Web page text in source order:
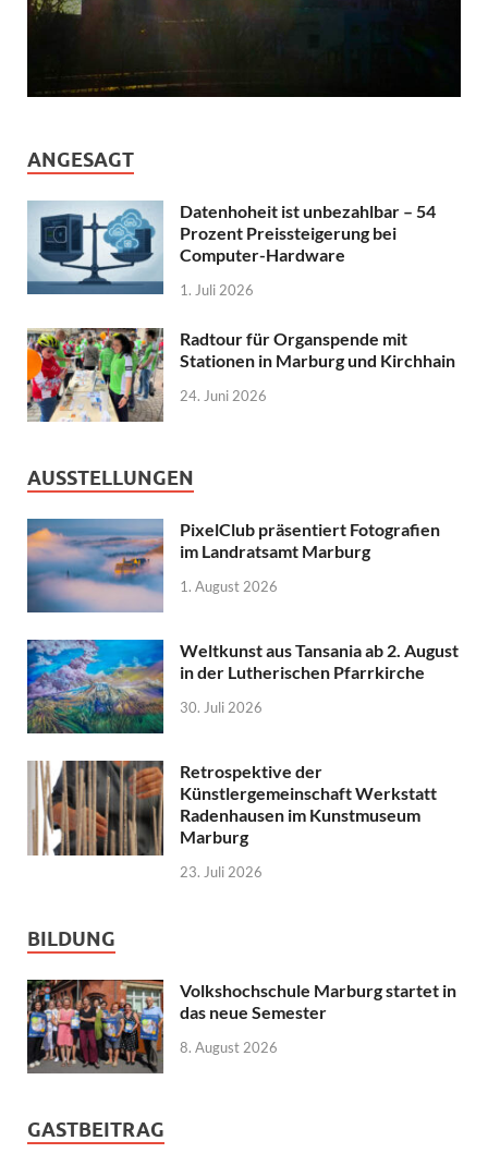
ANGESAGT
Datenhoheit ist unbezahlbar – 54
Prozent Preissteigerung bei
Computer-Hardware
1. Juli 2026
Radtour für Organspende mit
Stationen in Marburg und Kirchhain
24. Juni 2026
AUSSTELLUNGEN
PixelClub präsentiert Fotografien
im Landratsamt Marburg
1. August 2026
Weltkunst aus Tansania ab 2. August
in der Lutherischen Pfarrkirche
30. Juli 2026
Retrospektive der
Künstlergemeinschaft Werkstatt
Radenhausen im Kunstmuseum
Marburg
23. Juli 2026
BILDUNG
Volkshochschule Marburg startet in
das neue Semester
8. August 2026
GASTBEITRAG